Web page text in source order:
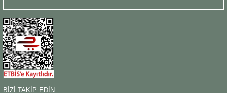
BİZİ TAKİP EDİN